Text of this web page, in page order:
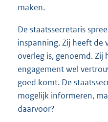
maken.
De staatssecretaris
inspanning. Zij heeft de
overleg is, genoemd. Zij
engagement wel
goed komt. De
mogelijk informeren,
daarvoor?